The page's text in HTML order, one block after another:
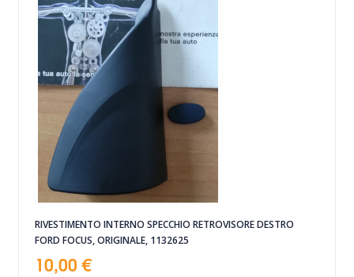
RIVESTIMENTO INTERNO SPECCHIO RETROVISORE DESTRO
FORD FOCUS, ORIGINALE, 1132625
10,00 €